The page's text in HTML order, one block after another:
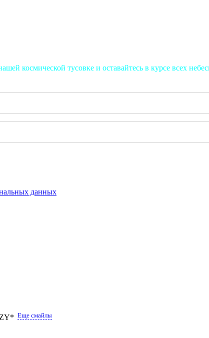
космической тусовке и оставайтесь в курсе всех
данных
Еще смайлы